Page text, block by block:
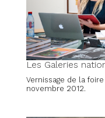
Les Galeries
Vernissage de la
novembre 2012.